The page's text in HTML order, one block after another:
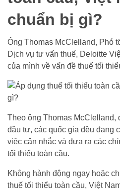
chuẩn bị gì?
Ông Thomas McClelland, Phó
Dịch vụ tư vấn thuế, Deloitte
của mình về vấn đề thuế tối
Theo ông Thomas McClelland,
đầu tư, các quốc gia đều đang
việc cân nhắc và đưa ra các
tối thiểu toàn cầu.
Không hành động ngay hoặc
thuế tối thiểu toàn cầu, Việt